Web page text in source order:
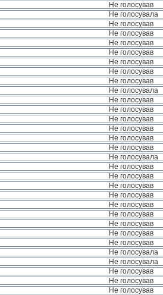
Не голосував
Не голосувала
Не голосував
Не голосував
Не голосував
Не голосував
Не голосував
Не голосував
Не голосував
Не голосувала
Не голосував
Не голосував
Не голосував
Не голосував
Не голосував
Не голосував
Не голосувала
Не голосував
Не голосував
Не голосував
Не голосував
Не голосував
Не голосував
Не голосував
Не голосував
Не голосував
Не голосувала
Не голосувала
Не голосував
Не голосував
Не голосував